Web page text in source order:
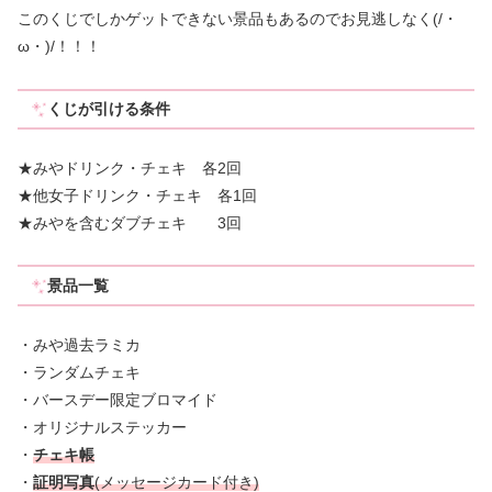
このくじでしかゲットできない景品もあるのでお見逃しなく(/・
ω・)/！！！
くじが引ける条件
★みやドリンク・チェキ 各2回
★他女子ドリンク・チェキ 各1回
★みやを含むダブチェキ 3回
景品一覧
・みや過去ラミカ
・ランダムチェキ
・バースデー限定ブロマイド
・オリジナルステッカー
・ チェキ帳
・ 証明写真(メッセージカード付き)